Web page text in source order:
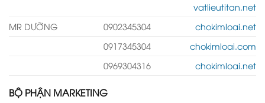
vatlieutitan.net
MR DƯỠNG
0902345304
chokimloai.net
0917345304
chokimloai.com
0969304316
chokimloai.net
BỘ PHẬN MARKETING